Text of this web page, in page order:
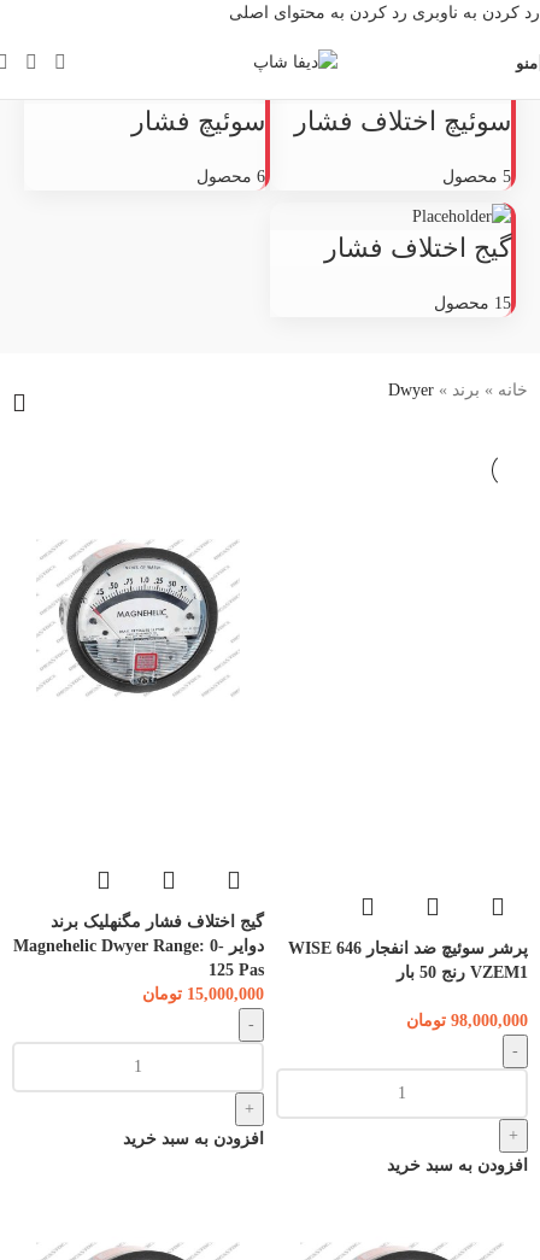
رد کردن به ناوبری رد کردن به محتوای اصلی
منو
سوئیچ اختلاف فشار
5 محصول
سوئیچ فشار
6 محصول
گیج اختلاف فشار
15 محصول
خانه » برند »
Dwyer
پرشر سوئیچ ضد انفجار WISE 646
VZEM1 رنج 50 بار
98,000,000 تومان
افزودن به سبد خرید
گیج اختلاف فشار مگنهلیک برند
دوایر Magnehelic Dwyer Range: 0-
125 Pas
15,000,000 تومان
افزودن به سبد خرید